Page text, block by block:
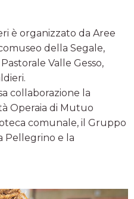
è organizzato da Aree
della Segale,
Valle Gesso,
collaborazione la
Operaia di Mutuo
comunale, il Gruppo
Pellegrino e la